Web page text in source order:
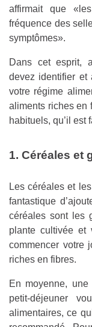
affirmait que
fréquence des
symptômes».
Dans cet esprit,
devez identifier et
votre régime
aliments riches en
habituels, qu’il est
1. Céréales et
Les céréales et les
fantastique
céréales sont les
plante cultivée et
commencer votre
riches en fibres.
En moyenne,
petit-déjeuner
alimentaires, ce